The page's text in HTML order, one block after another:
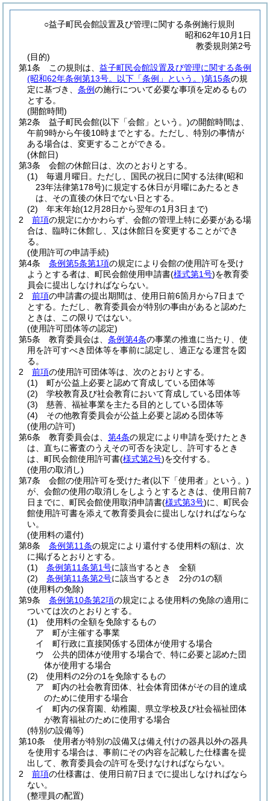
○益子町民会館設置及び管理に関する条例施行規則
昭和62年10月1日
教委規則第2号
(目的)
第1条
この規則は、 益子町民会館設置及び管理に関する条例
(昭和62年条例第13号。以下「条例」という。)第15条の規
定に基づき、 条例の施行について必要な事項を定めるもの
とする。
(開館時間)
第2条
益子町民会館(以下「会館」という。)の開館時間は、
午前9時から午後10時までとする。 ただし、特別の事情が
ある場合は、変更することができる。
(休館日)
第3条
会館の休館日は、次のとおりとする。
(1)
毎週月曜日。 ただし、国民の祝日に関する法律(昭和
23年法律第178号)に規定する休日が月曜にあたるとき
は、その直後の休日でない日とする。
(2)
年末年始(12月28日から翌年の1月3日まで)
2
前項の規定にかかわらず、会館の管理上特に必要がある場
合は、臨時に休館し、又は休館日を変更することができ
る。
(使用許可の申請手続)
第4条
条例第5条第1項の規定により会館の使用許可を受け
ようとする者は、町民会館使用申請書(様式第1号)を教育委
員会に提出しなければならない。
2
前項の申請書の提出期間は、使用日前6箇月から7日まで
とする。 ただし、教育委員会が特別の事由があると認めた
ときは、この限りではない。
(使用許可団体等の認定)
第5条
教育委員会は、 条例第4条の事業の推進に当たり、使
用を許可すべき団体等を事前に認定し、適正なる運営を図
る。
2
前項の使用許可団体等は、次のとおりとする。
(1)
町が公益上必要と認めて育成している団体等
(2)
学校教育及び社会教育において育成している団体等
(3)
慈善、福祉事業を主たる目的としている団体等
(4)
その他教育委員会が公益上必要と認める団体等
(使用の許可)
第6条
教育委員会は、 第4条の規定により申請を受けたとき
は、直ちに審査のうえその可否を決定し、許可するとき
は、町民会館使用許可書(様式第2号)を交付する。
(使用の取消し)
第7条
会館の使用許可を受けた者(以下「使用者」という。)
が、会館の使用の取消しをしようとするときは、使用日前7
日までに、町民会館使用取消申請書(様式第3号)に、町民会
館使用許可書を添えて教育委員会に提出しなければならな
い。
(使用料の還付)
第8条
条例第11条の規定により還付する使用料の額は、次
に掲げるとおりとする。
(1)
条例第11条第1号に該当するとき 全額
(2)
条例第11条第2号に該当するとき 2分の1の額
(使用料の免除)
第9条
条例第10条第2項の規定による使用料の免除の適用に
ついては次のとおりとする。
(1)
使用料の全額を免除するもの
ア
町が主催する事業
イ
町行政に直接関係する団体が使用する場合
ウ
公共的団体が使用する場合で、特に必要と認めた団
体が使用する場合
(2)
使用料の2分の1を免除するもの
ア
町内の社会教育団体、社会体育団体がその目的達成
のために使用する場合
イ
町内の保育園、幼稚園、県立学校及び社会福祉団体
が教育福祉のために使用する場合
(特別の設備等)
第10条
使用者が特別の設備又は備え付けの器具以外の器具
を使用する場合は、事前にその内容を記載した仕様書を提
出して、教育委員会の許可を受けなければならない。
2
前項の仕様書は、使用日前7日までに提出しなければなら
ない。
(整理員の配置)